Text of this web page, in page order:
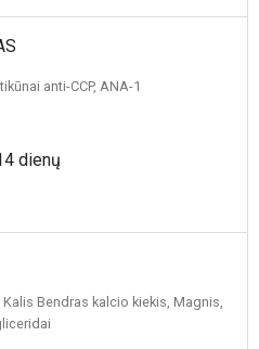
anti-CCP, ANA-1
dienų
Bendras kalcio kiekis, Magnis,